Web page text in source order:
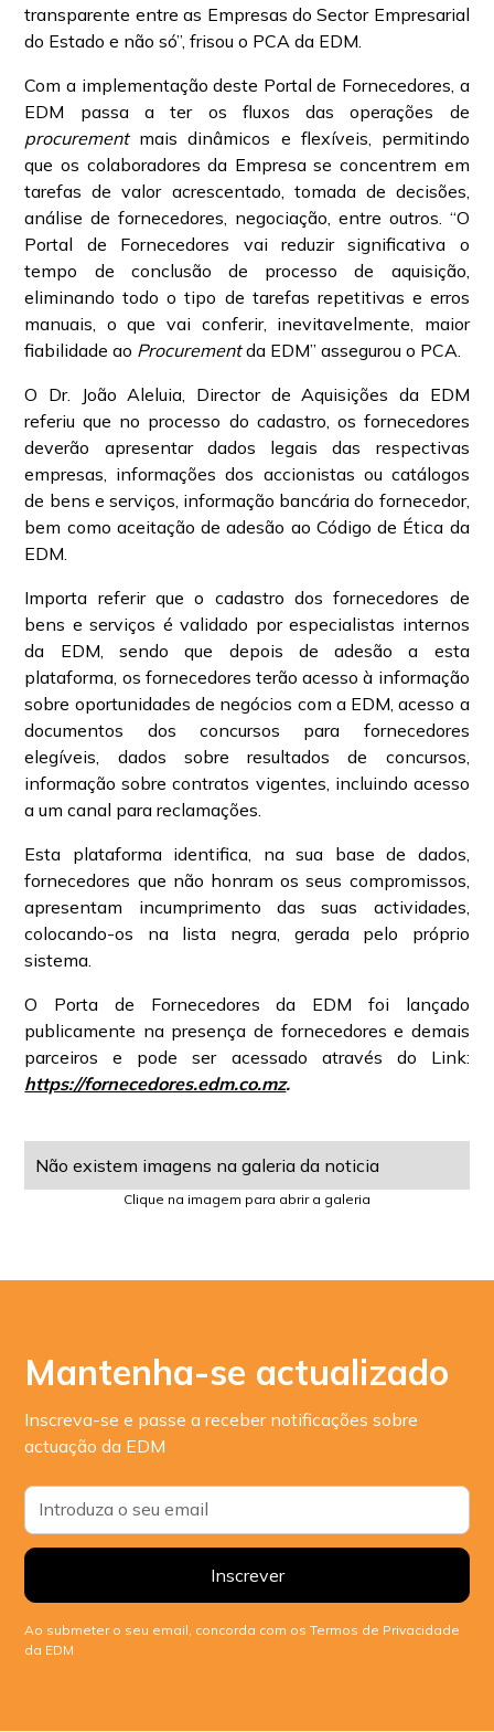
transparente entre as Empresas do Sector Empresarial
do Estado e não só”, frisou o PCA da EDM.
Com a implementação deste Portal de Fornecedores, a
EDM passa a ter os fluxos das operações de
procurementmais dinâmicos e flexíveis, permitindo
que os colaboradores da Empresa se concentrem em
tarefas de valor acrescentado, tomada de decisões,
análise de fornecedores, negociação, entre outros. “O
Portal de Fornecedores vai reduzir significativa o
tempo de conclusão de processo de aquisição,
eliminando todo o tipo de tarefas repetitivas e erros
manuais, o que vai conferir, inevitavelmente, maior
fiabilidade ao Procurementda EDM” assegurou o PCA.
O Dr. João Aleluia, Director de Aquisições da EDM
referiu que no processo do cadastro, os fornecedores
deverão apresentar dados legais das respectivas
empresas, informações dos accionistas ou catálogos
de bens e serviços, informação bancária do fornecedor,
bem como aceitação de adesão ao Código de Ética da
EDM.
Importa referir que o cadastro dos fornecedores de
bens e serviços é validado por especialistas internos
da EDM, sendo que depois de adesão a esta
plataforma, os fornecedores terão acesso à informação
sobre oportunidades de negócios com a EDM, acesso a
documentos dos concursos para fornecedores
elegíveis, dados sobre resultados de concursos,
informação sobre contratos vigentes, incluindo acesso
a um canal para reclamações.
Esta plataforma identifica, na sua base de dados,
fornecedores que não honram os seus compromissos,
apresentam incumprimento das suas actividades,
colocando-os na lista negra, gerada pelo próprio
sistema.
O Porta de Fornecedores da EDM foi lançado
publicamente na presença de fornecedores e demais
parceiros e pode ser acessado através do Link:
https://fornecedores.edm.co.mz.
Não existem imagens na galeria da noticia
Clique na imagem para abrir a galeria
Mantenha-se actualizado
Inscreva-se e passe a receber notificações sobre
actuação da EDM
Ao submeter o seu email, concorda com os Termos de Privacidade
da EDM